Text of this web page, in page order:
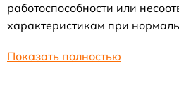
работоспособности или
характеристикам при
Показать полностью